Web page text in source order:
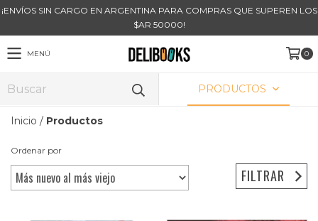
¡ENVÍOS SIN CARGO EN ARGENTINA PARA COMPRAS QUE SUPEREN LOS
$AR 50000!
MENÚ 0
PRODUCTOS
Inicio / Productos
Ordenar por
FILTRAR